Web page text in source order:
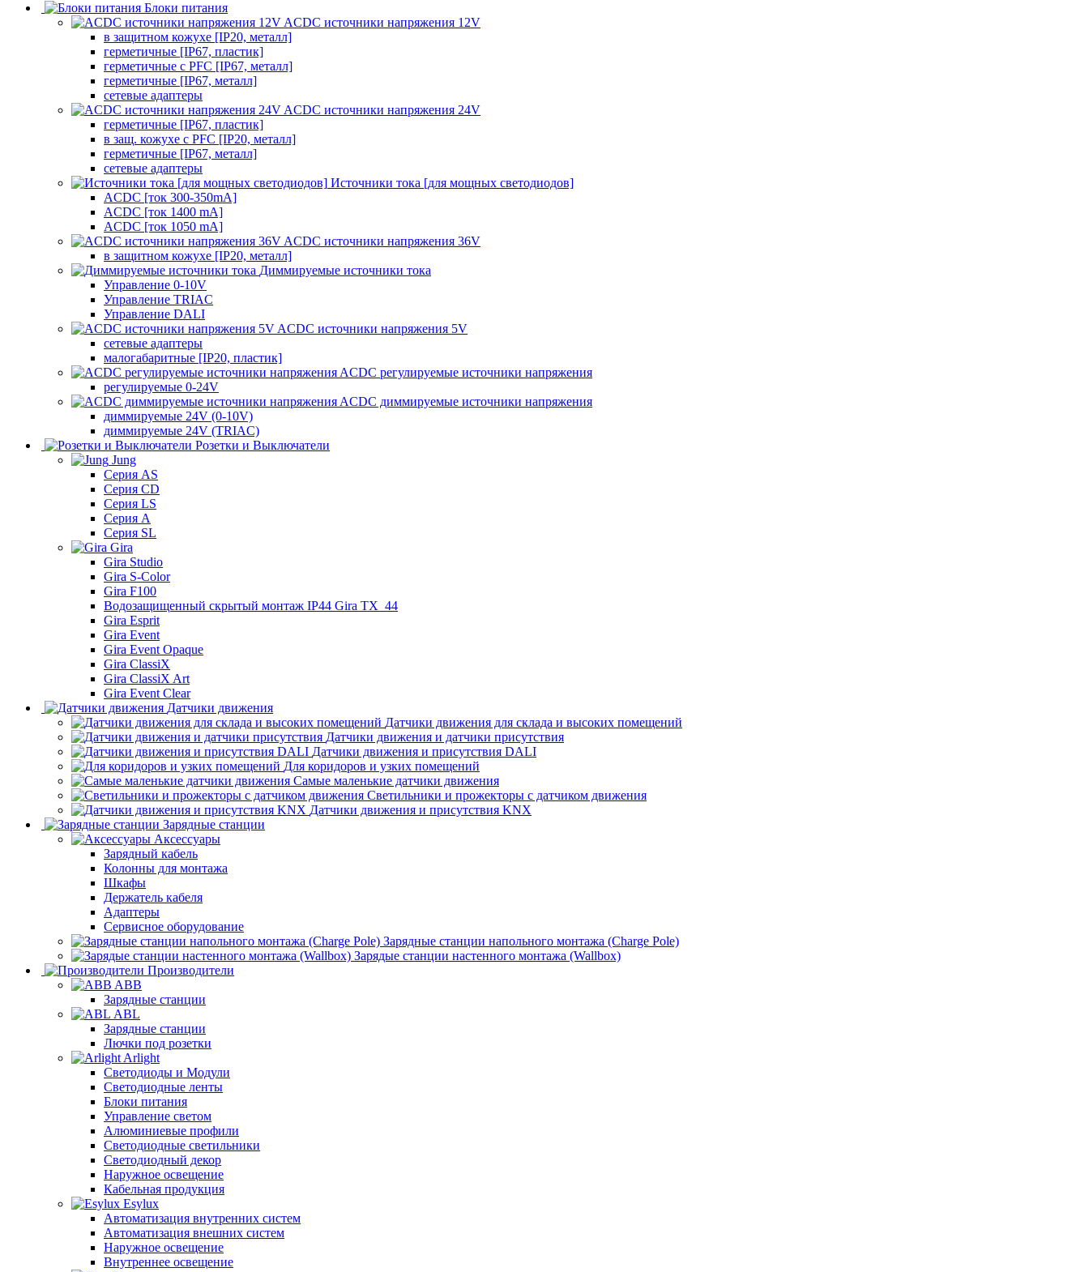
Блоки питания
ACDC источники напряжения 12V
в защитном кожухе [IP20, металл]
герметичные [IP67, пластик]
герметичные с PFC [IP67, металл]
герметичные [IP67, металл]
сетевые адаптеры
ACDC источники напряжения 24V
герметичные [IP67, пластик]
в защ. кожухе с PFC [IP20, металл]
герметичные [IP67, металл]
сетевые адаптеры
Источники тока [для мощных светодиодов]
ACDC [ток 300-350mA]
ACDC [ток 1400 mA]
ACDC [ток 1050 mA]
ACDC источники напряжения 36V
в защитном кожухе [IP20, металл]
Диммируемые источники тока
Управление 0-10V
Управление TRIAC
Управление DALI
ACDC источники напряжения 5V
сетевые адаптеры
малогабаритные [IP20, пластик]
ACDC регулируемые источники напряжения
регулируемые 0-24V
ACDC диммируемые источники напряжения
диммируемые 24V (0-10V)
диммируемые 24V (TRIAC)
Розетки и Выключатели
Jung
Серия AS
Серия CD
Серия LS
Серия A
Серия SL
Gira
Gira Studio
Gira S-Color
Gira F100
Водозащищенный скрытый монтаж IP44 Gira TX_44
Gira Esprit
Gira Event
Gira Event Opaque
Gira ClassiX
Gira ClassiX Art
Gira Event Clear
Датчики движения
Датчики движения для склада и высоких помещений
Датчики движения и датчики присутствия
Датчики движения и присутствия DALI
Для коридоров и узких помещений
Самые маленькие датчики движения
Светильники и прожекторы с датчиком движения
Датчики движения и присутствия KNX
Зарядные станции
Аксессуары
Зарядный кабель
Колонны для монтажа
Шкафы
Держатель кабеля
Адаптеры
Сервисное оборудование
Зарядные станции напольного монтажа (Charge Pole)
Зарядые станции настенного монтажа (Wallbox)
Производители
ABB
Зарядные станции
ABL
Зарядные станции
Лючки под розетки
Arlight
Светодиоды и Модули
Светодиодные ленты
Блоки питания
Управление светом
Алюминиевые профили
Светодиодные светильники
Светодиодный декор
Наружное освещение
Кабельная продукция
Esylux
Автоматизация внутренних систем
Автоматизация внешних систем
Наружное освещение
Внутреннее освещение